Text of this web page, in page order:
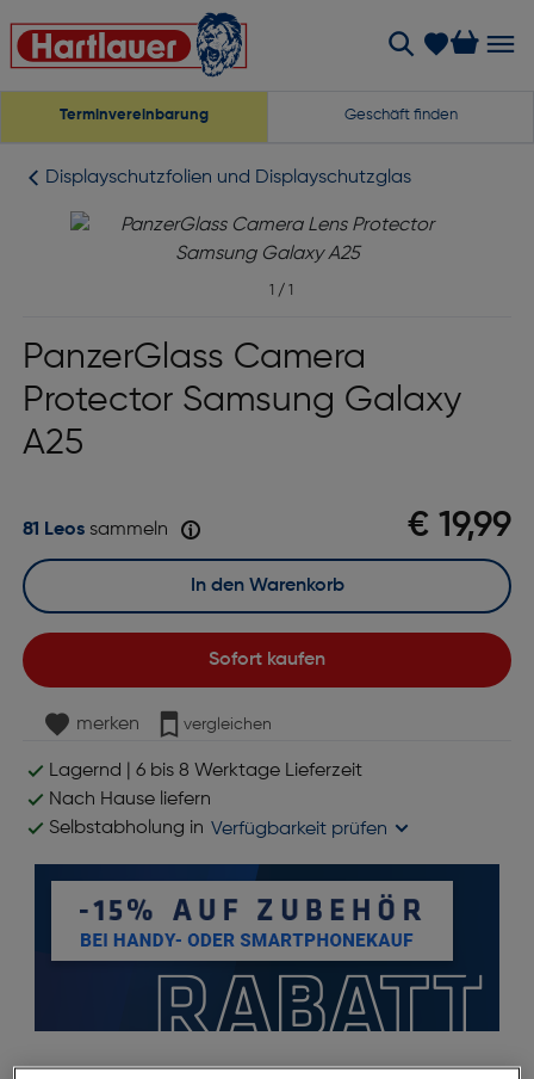
Terminvereinbarung Geschäft finden
Displayschutzfolien und Displayschutzglas
1 / 1
PanzerGlass Camera
Protector Samsung Galaxy
A25
€ 19,99
81 Leossammeln
Sofort kaufen
In den Warenkorb
merken vergleichen
Lagernd | 6 bis 8 Werktage Lieferzeit
Nach Hause liefern
Selbstabholung in Verfügbarkeit prüfen